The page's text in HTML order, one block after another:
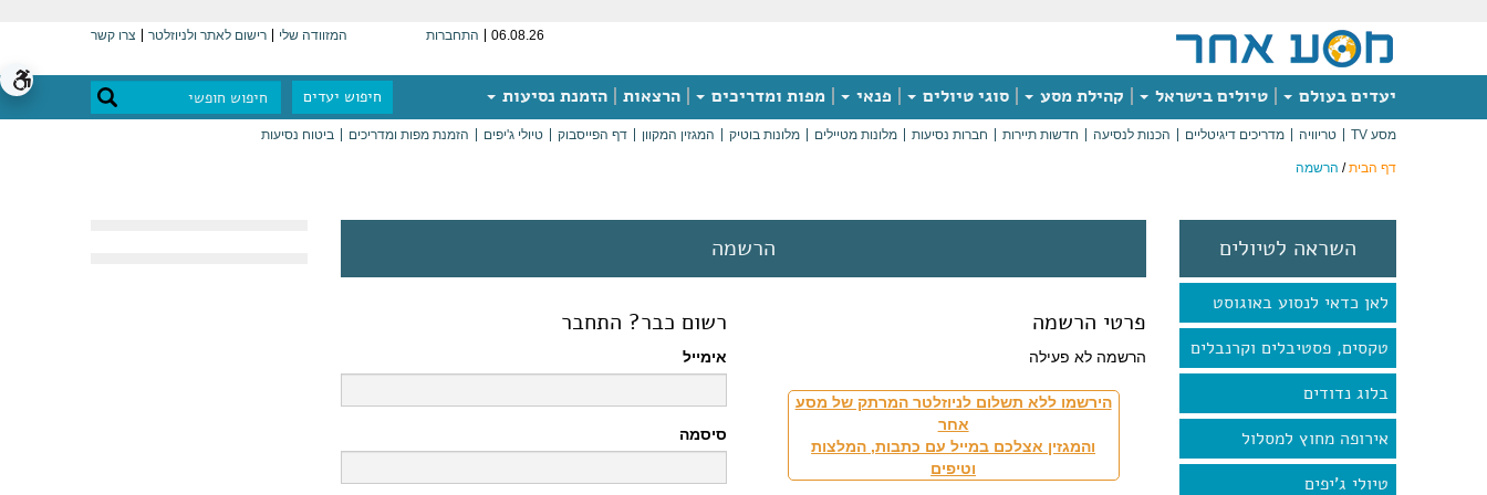
06.08.26 התחברות המזוודה שלי רישום לאתר ולניוזלטר צרו קשר
יעדים בעולם טיולים בישראל קהילת מסע סוגי טיולים פנאי מפות ומדריכים הרצאות הזמנת נסיעות חיפוש יעדים
מסע TV טריוויה מדריכים דיגיטליים הכנות לנסיעה חדשות תיירות חברות נסיעות מלונות מטיילים מלונות בוטיק המגזין המקוון דף הפייסבוק טיולי ג'יפים הזמנת מפות ומדריכים ביטוח נסיעות
דף הבית/ הרשמה
השראה לטיולים
לאן כדאי לנסוע באוגוסט
טקסים, פסטיבלים וקרנבלים
בלוג נדודים
אירופה מחוץ למסלול
טיולי ג'יפים
הרשמה
פרטי הרשמה
הרשמה לא פעילה
הירשמו ללא תשלום לניוזלטר המרתק של מסע
אחר
והמגזין אצלכם במייל עם כתבות, המלצות
וטיפים
רשום כבר? התחבר
אימייל
סיסמה